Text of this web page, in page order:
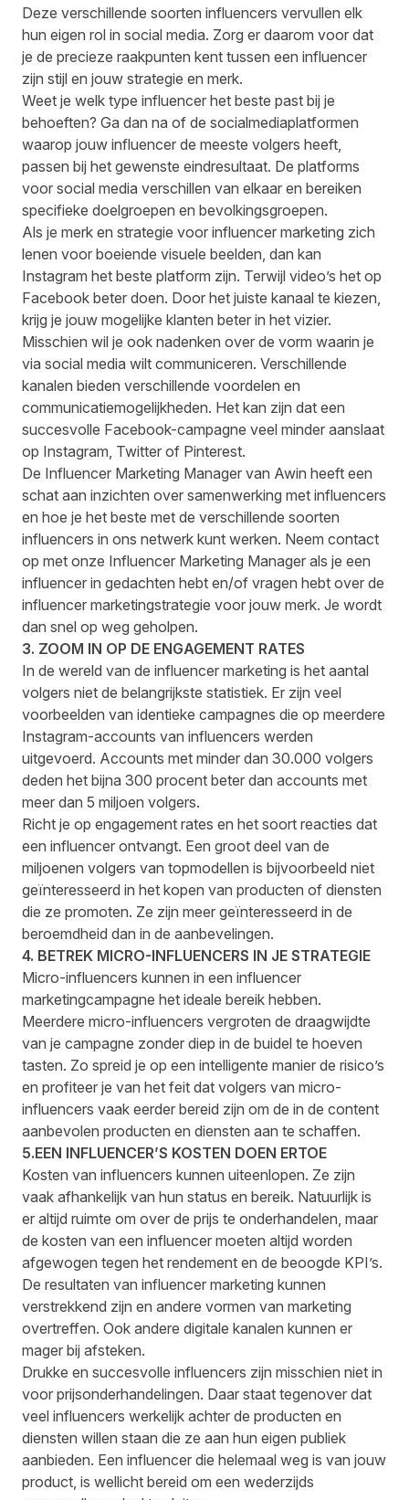
Deze verschillende soorten influencers vervullen elk
hun eigen rol in social media. Zorg er daarom voor dat
je de precieze raakpunten kent tussen een influencer
zijn stijl en jouw strategie en merk.
Weet je welk type influencer het beste past bij je
behoeften? Ga dan na of de socialmediaplatformen
waarop jouw influencer de meeste volgers heeft,
passen bij het gewenste eindresultaat. De platforms
voor social media verschillen van elkaar en bereiken
specifieke doelgroepen en bevolkingsgroepen.
Als je merk en strategie voor influencer marketing zich
lenen voor boeiende visuele beelden, dan kan
Instagram het beste platform zijn. Terwijl video’s het op
Facebook beter doen. Door het juiste kanaal te kiezen,
krijg je jouw mogelijke klanten beter in het vizier.
Misschien wil je ook nadenken over de vorm waarin je
via social media wilt communiceren. Verschillende
kanalen bieden verschillende voordelen en
communicatiemogelijkheden. Het kan zijn dat een
succesvolle Facebook-campagne veel minder aanslaat
op Instagram, Twitter of Pinterest.
De Influencer Marketing Manager van Awin heeft een
schat aan inzichten over samenwerking met influencers
en hoe je het beste met de verschillende soorten
influencers in ons netwerk kunt werken. Neem contact
op met onze Influencer Marketing Manager als je een
influencer in gedachten hebt en/of vragen hebt over de
influencer marketingstrategie voor jouw merk. Je wordt
dan snel op weg geholpen.
3. ZOOM IN OP DE ENGAGEMENT RATES
In de wereld van de influencer marketing is het aantal
volgers niet de belangrijkste statistiek. Er zijn veel
voorbeelden van identieke campagnes die op meerdere
Instagram-accounts van influencers werden
uitgevoerd. Accounts met minder dan 30.000 volgers
deden het bijna 300 procent beter dan accounts met
meer dan 5 miljoen volgers.
Richt je op engagement rates en het soort reacties dat
een influencer ontvangt. Een groot deel van de
miljoenen volgers van topmodellen is bijvoorbeeld niet
geïnteresseerd in het kopen van producten of diensten
die ze promoten. Ze zijn meer geïnteresseerd in de
beroemdheid dan in de aanbevelingen.
4. BETREK MICRO-INFLUENCERS IN JE STRATEGIE
Micro-influencers kunnen in een influencer
marketingcampagne het ideale bereik hebben.
Meerdere micro-influencers vergroten de draagwijdte
van je campagne zonder diep in de buidel te hoeven
tasten. Zo spreid je op een intelligente manier de risico’s
en profiteer je van het feit dat volgers van micro-
influencers vaak eerder bereid zijn om de in de content
aanbevolen producten en diensten aan te schaffen.
5.EEN INFLUENCER’S KOSTEN DOEN ERTOE
Kosten van influencers kunnen uiteenlopen. Ze zijn
vaak afhankelijk van hun status en bereik. Natuurlijk is
er altijd ruimte om over de prijs te onderhandelen, maar
de kosten van een influencer moeten altijd worden
afgewogen tegen het rendement en de beoogde KPI’s.
De resultaten van influencer marketing kunnen
verstrekkend zijn en andere vormen van marketing
overtreffen. Ook andere digitale kanalen kunnen er
mager bij afsteken.
Drukke en succesvolle influencers zijn misschien niet in
voor prijsonderhandelingen. Daar staat tegenover dat
veel influencers werkelijk achter de producten en
diensten willen staan die ze aan hun eigen publiek
aanbieden. Een influencer die helemaal weg is van jouw
product, is wellicht bereid om een wederzijds